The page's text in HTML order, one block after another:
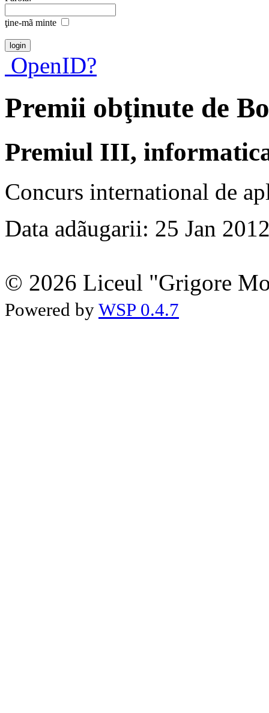
ţine-mã minte
OpenID?
Premii obţinute de
Premiul III,
Concurs international de
Data adãugarii: 25 Jan
© 2026 Liceul "Grigore
Powered by WSP 0.4.7